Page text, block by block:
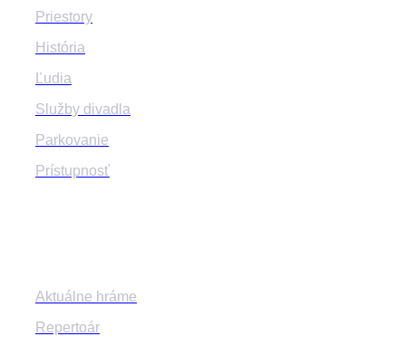
Priestory
História
Ľudia
Služby divadla
Parkovanie
Prístupnosť
Aktuálne hráme
Repertoár